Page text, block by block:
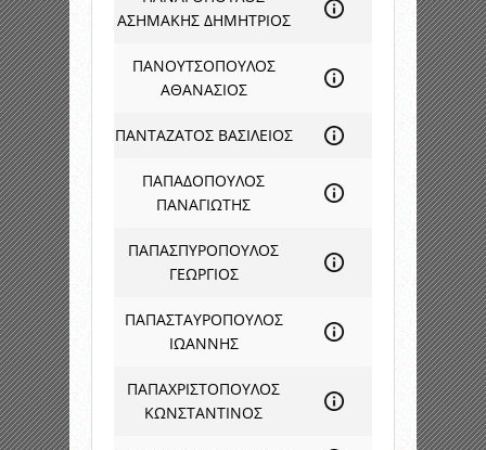
ΑΣΗΜΑΚΗΣ ΔΗΜΗΤΡΙΟΣ
ΠΑΝΟΥΤΣΟΠΟΥΛΟΣ
ΑΘΑΝΑΣΙΟΣ
ΠΑΝΤΑΖΑΤΟΣ ΒΑΣΙΛΕΙΟΣ
ΠΑΠΑΔΟΠΟΥΛΟΣ
ΠΑΝΑΓΙΩΤΗΣ
ΠΑΠΑΣΠΥΡΟΠΟΥΛΟΣ
ΓΕΩΡΓΙΟΣ
ΠΑΠΑΣΤΑΥΡΟΠΟΥΛΟΣ
ΙΩΑΝΝΗΣ
ΠΑΠΑΧΡΙΣΤΟΠΟΥΛΟΣ
ΚΩΝΣΤΑΝΤΙΝΟΣ